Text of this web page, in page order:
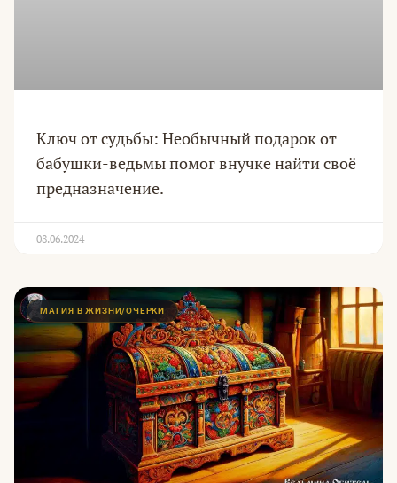
Ключ от судьбы: Необычный подарок от
бабушки-ведьмы помог внучке найти своё
предназначение.
08.06.2024
МАГИЯ В ЖИЗНИ/ОЧЕРКИ